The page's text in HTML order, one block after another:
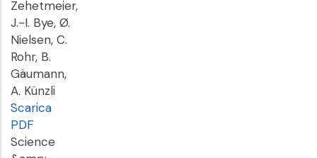
Zehetmeier,
J.-I. Bye, Ø.
Nielsen, C.
Rohr, B.
Gäumann,
A. Künzli
Scarica
PDF
Science